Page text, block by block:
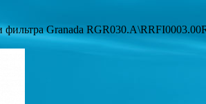
фильтра Granada